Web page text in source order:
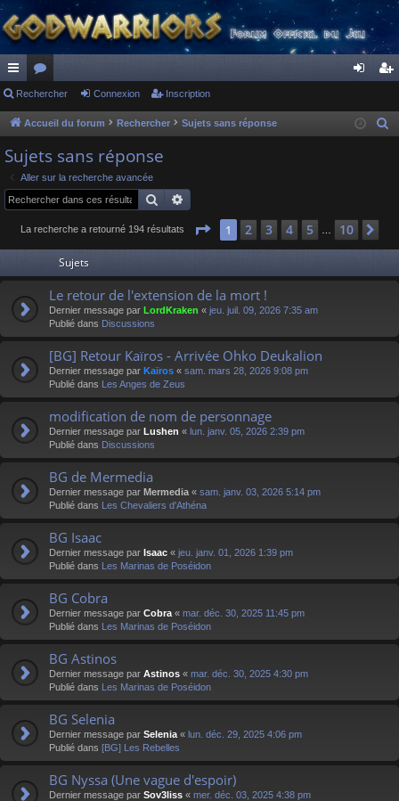
ac
co
ur
ci
s
or
u
s
ne cri
Rechercher Connexion Inscription
Accueil du forum Rechercher Sujets sans réponse
e
Sujets sans réponse
Aller sur la recherche avancée
Rechercher
La recherche a retourné 194 résultats Page 1sur 10
1 2 3 4 5 10
Sujets
Le retour de l'extension de la mort !
Dernier message par LordKraken « jeu. juil. 09, 2026 7:35 am
Publié dans Discussions
[BG] Retour Kaïros - Arrivée Ohko Deukalion
Dernier message par Kaïros « sam. mars 28, 2026 9:08 pm
Publié dans Les Anges de Zeus
modification de nom de personnage
Dernier message par Lushen « lun. janv. 05, 2026 2:39 pm
Publié dans Discussions
BG de Mermedia
Dernier message par Mermedia « sam. janv. 03, 2026 5:14 pm
Publié dans Les Chevaliers d'Athéna
BG Isaac
Dernier message par Isaac « jeu. janv. 01, 2026 1:39 pm
Publié dans Les Marinas de Poséidon
BG Cobra
Dernier message par Cobra « mar. déc. 30, 2025 11:45 pm
Publié dans Les Marinas de Poséidon
BG Astinos
Dernier message par Astinos « mar. déc. 30, 2025 4:30 pm
Publié dans Les Marinas de Poséidon
BG Selenia
Dernier message par Selenia « lun. déc. 29, 2025 4:06 pm
Publié dans [BG] Les Rebelles
BG Nyssa (Une vague d'espoir)
Dernier message par Sov3liss « mer. déc. 03, 2025 4:38 pm